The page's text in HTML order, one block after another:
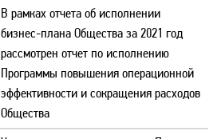
В рамках отчета об исполнении
бизнес-плана Общества за 2021 год
рассмотрен отчет по исполнению
Программы повышения операционной
эффективности и сокращения расходов
Общества